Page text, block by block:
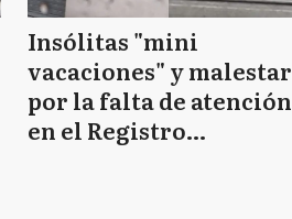
Insólitas "mini
vacaciones" y malestar
por la falta de atención
en el Registro